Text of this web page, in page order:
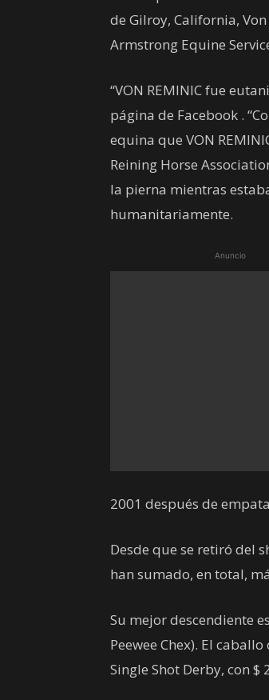
de Gilroy, California, Von
Armstrong Equine
“VON REMINIC fue
página de Facebook .
equina que VON
Reining Horse
la pierna mientras
humanitariamente.
Anuncio
2001 después de
Desde que se retiró del
han sumado, en total,
Su mejor descendiente
Peewee Chex). El
Single Shot Derby, con $